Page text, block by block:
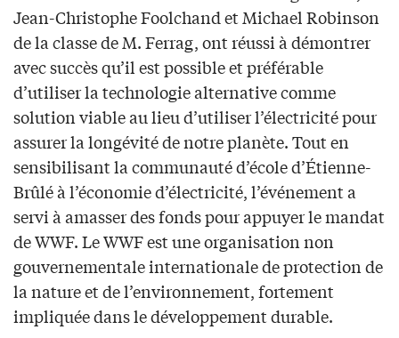
Jean-Christophe Foolchand et Michael Robinson
de la classe de M. Ferrag, ont réussi à démontrer
avec succès qu’il est possible et préférable
d’utiliser la technologie alternative comme
solution viable au lieu d’utiliser l’électricité pour
assurer la longévité de notre planète. Tout en
sensibilisant la communauté d’école d’Étienne-
Brûlé à l’économie d’électricité, l’événement a
servi à amasser des fonds pour appuyer le mandat
de WWF. Le WWF est une organisation non
gouvernementale internationale de protection de
la nature et de l’environnement, fortement
impliquée dans le développement durable.